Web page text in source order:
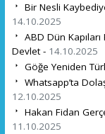
Bir Nesli
14.10.2025
ABD Dün
Devlet - 14.10.2025
Göğe Yeniden
Whatsapp’ta
12.10.2025
Hakan Fidan
11.10.2025